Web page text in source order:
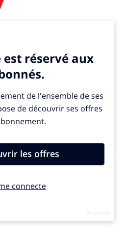
avec LFP Media, le
que les conditions ne sont pas
de poids entre son groupe
lancement à venir de la nouvelle
Nokovitch.
A lire ici